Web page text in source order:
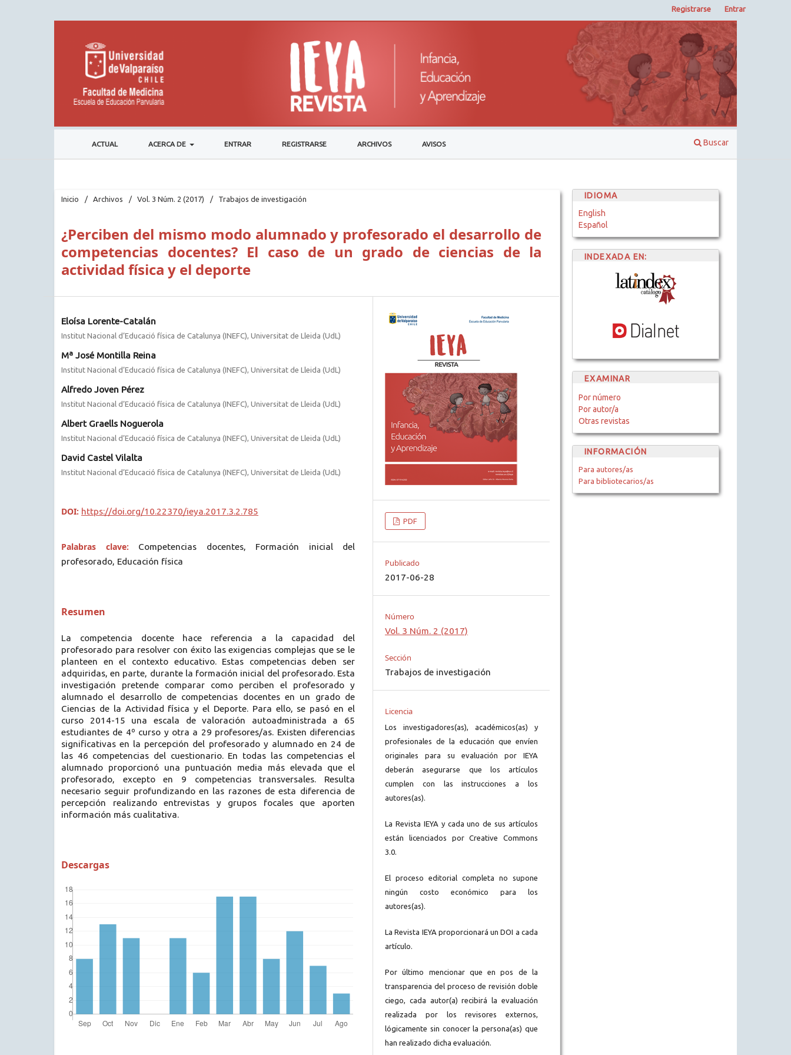
ACTUAL ACERCA DE ENTRAR REGISTRARSE ARCHIVOS AVISOS Buscar
Registrarse Entrar
Inicio / Archivos / Vol. 3 Núm. 2 (2017) / Trabajos de investigación
¿Perciben del mismo modo alumnado y profesorado el desarrollo de
competencias docentes? El caso de un grado de ciencias de la
actividad física y el deporte
Eloísa Lorente-Catalán
Institut Nacional d’Educació física de Catalunya (INEFC), Universitat de Lleida (UdL)
Mª José Montilla Reina
Institut Nacional d’Educació física de Catalunya (INEFC), Universitat de Lleida (UdL)
Alfredo Joven Pérez
Institut Nacional d’Educació física de Catalunya (INEFC), Universitat de Lleida (UdL)
Albert Graells Noguerola
Institut Nacional d’Educació física de Catalunya (INEFC), Universitat de Lleida (UdL)
David Castel Vilalta
Institut Nacional d’Educació física de Catalunya (INEFC), Universitat de Lleida (UdL)
DOI: https://doi.org/10.22370/ieya.2017.3.2.785
Palabras clave:
Competencias docentes, Formación inicial del
profesorado, Educación física
Resumen
La competencia docente hace referencia a la capacidad del
profesorado para resolver con éxito las exigencias complejas que se le
planteen en el contexto educativo. Estas competencias deben ser
adquiridas, en parte, durante la formación inicial del profesorado. Esta
investigación pretende comparar como perciben el profesorado y
alumnado el desarrollo de competencias docentes en un grado de
Ciencias de la Actividad física y el Deporte. Para ello, se pasó en el
curso 2014-15 una escala de valoración autoadministrada a 65
estudiantes de 4º curso y otra a 29 profesores/as. Existen diferencias
significativas en la percepción del profesorado y alumnado en 24 de
las 46 competencias del cuestionario. En todas las competencias el
alumnado proporcionó una puntuación media más elevada que el
profesorado, excepto en 9 competencias transversales. Resulta
necesario seguir profundizando en las razones de esta diferencia de
percepción realizando entrevistas y grupos focales que aporten
información más cualitativa.
Descargas
PDF
Publicado
2017-06-28
Número
Vol. 3 Núm. 2 (2017)
Sección
Trabajos de investigación
Licencia
Los investigadores(as), académicos(as) y
profesionales de la educación que envíen
originales para su evaluación por IEYA
deberán asegurarse que los artículos
cumplen con las instrucciones a los
autores(as).
La Revista IEYA y cada uno de sus artículos
están licenciados por Creative Commons
3.0.
El proceso editorial completa no supone
ningún costo económico para los
autores(as).
La Revista IEYA proporcionará un DOI a cada
artículo.
Por último mencionar que en pos de la
transparencia del proceso de revisión doble
ciego, cada autor(a) recibirá la evaluación
realizada por los revisores externos,
lógicamente sin conocer la persona(as) que
han realizado dicha evaluación.
IDIOMA
English
Español
INDEXADA EN:
EXAMINAR
Por número
Por autor/a
Otras revistas
INFORMACIÓN
Para autores/as
Para bibliotecarios/as